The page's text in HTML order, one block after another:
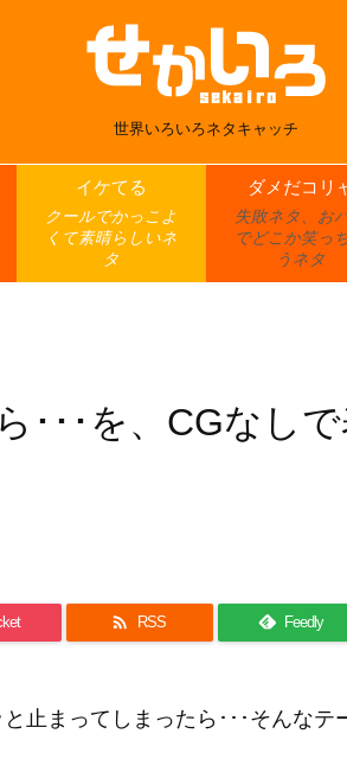
世界いろいろネタキャッチ
イケてる
クールでかっこよ
くて素晴らしいネ
タ
ダメだコリ
失敗ネタ、お
でどこか笑っ
うネタ
･･･を、CGなし
 RSS Feedly
止まってしまったら･･･そんなテ